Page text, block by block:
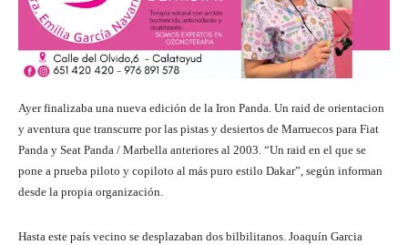
Ayer finalizaba una nueva edición de la Iron Panda. Un raid de orientacion
y aventura que transcurre por las pistas y desiertos de Marruecos para Fiat
Panda y Seat Panda / Marbella anteriores al 2003. “Un raid en el que se
pone a prueba piloto y copiloto al más puro estilo Dakar”, según informan
desde la propia organización.
Hasta este país vecino se desplazaban dos bilbilitanos. Joaquín Garcia